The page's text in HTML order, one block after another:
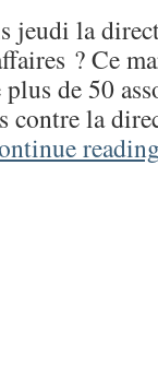
jeudi la
? Ce
de 50
contre la